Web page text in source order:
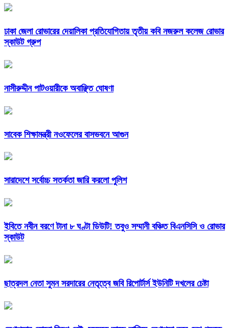
ঢাকা জেলা রোভারের দেয়ালিকা প্রতিযোগিতায় তৃতীয় কবি নজরুল কলেজ রোভার
স্কাউট গ্রুপ
নাসীরুদ্দীন পাটওয়ারীকে অবাঞ্ছিত ঘোষণা
সাবেক শিক্ষামন্ত্রী নওফেলের বাসভবনে আগুন
সারাদেশে সর্বোচ্চ সতর্কতা জারি করলো পুলিশ
ইবিতে নবীন বরণে টানা ৮ ঘণ্টা ডিউটি! তবুও সম্মানী বঞ্চিত বিএনসিসি ও রোভার
স্কাউট
ছাত্রদল নেতা সুমন সরদারের নেতৃত্বে জবি রিপোর্টার্স ইউনিটি দখলের চেষ্টা